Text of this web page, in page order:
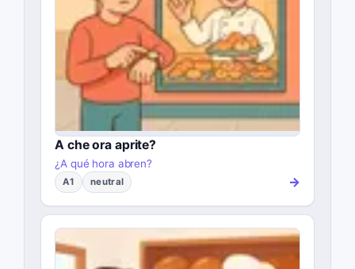
A che ora aprite?
¿A qué hora abren?
A1 neutral →